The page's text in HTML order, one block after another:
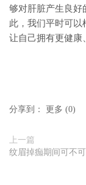
够对肝脏产生良好
此，我们平时可以
让自己拥有更健康
分享到： 更多 (0)
上一篇
纹眉掉痂期间可不